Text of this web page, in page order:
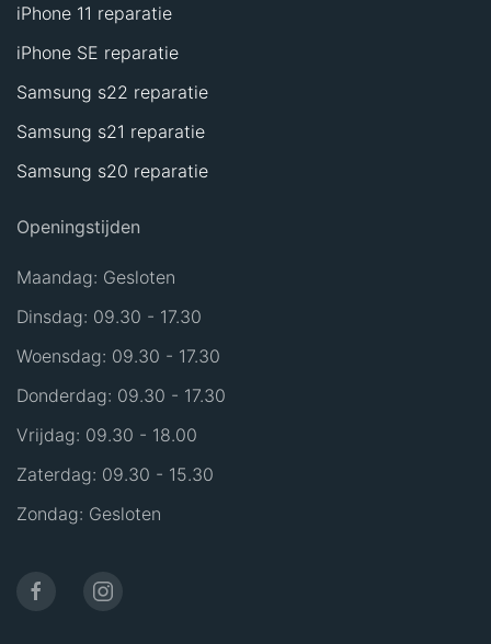
iPhone 11 reparatie
iPhone SE reparatie
Samsung s22 reparatie
Samsung s21 reparatie
Samsung s20 reparatie
Openingstijden
Maandag: Gesloten
Dinsdag: 09.30 - 17.30
Woensdag: 09.30 - 17.30
Donderdag: 09.30 - 17.30
Vrijdag: 09.30 - 18.00
Zaterdag: 09.30 - 15.30
Zondag: Gesloten